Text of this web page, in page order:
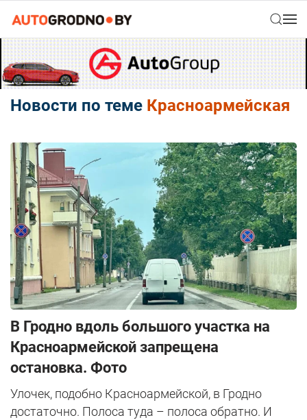
Новости по теме Красноармейская
В Гродно вдоль большого участка на
Красноармейской запрещена
остановка. Фото
Улочек, подобно Красноармейской, в Гродно
достаточно. Полоса туда – полоса обратно. И